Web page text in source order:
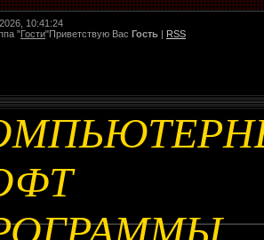
10:41:24
"Гости"Приветствую Вас Гость | RSS